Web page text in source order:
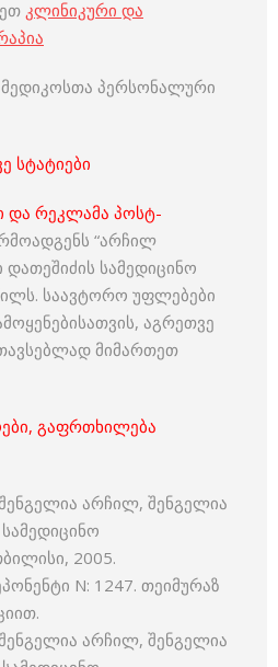
კლინიკური და
მედიკოსთა პერსონალური
სტატიები
და რეკლამა პოსტ-
“არჩილ
სამედიცინო
საავტორო უფლებები
აგრეთვე
მიმართეთ
გაფრთხილება
არჩილ, შენგელია
2005.
N: 1247. თეიმურაზ
არჩილ, შენგელია